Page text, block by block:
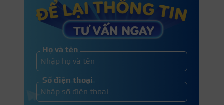
Họ và tên
Số điện thoại